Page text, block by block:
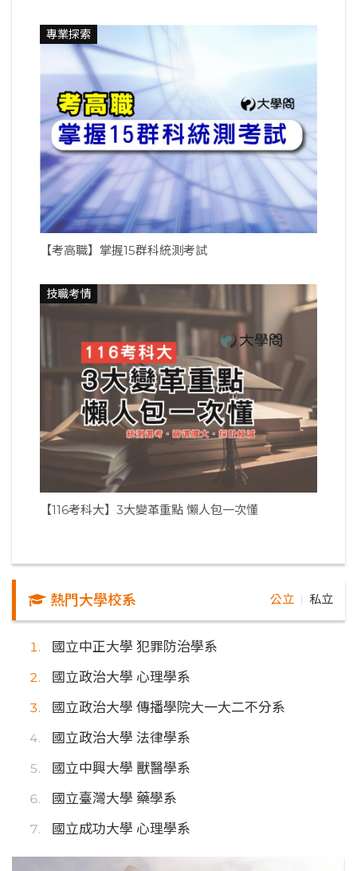
專業探索
【考高職】掌握15群科統測考試
技職考情
【116考科大】3大變革重點 懶人包一次懂
熱門大學校系 公立 私立
國立中正大學 犯罪防治學系
國立政治大學 心理學系
國立政治大學 傳播學院大一大二不分系
國立政治大學 法律學系
國立中興大學 獸醫學系
國立臺灣大學 藥學系
國立成功大學 心理學系